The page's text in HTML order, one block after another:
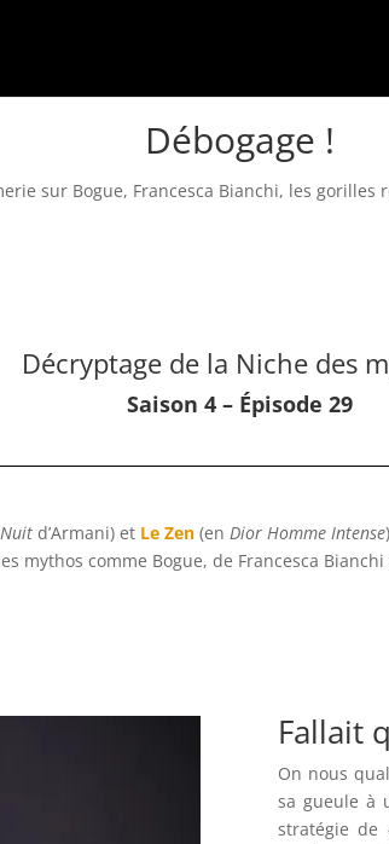
Débogage !
sur Bogue, Francesca Bianchi, les
Décryptage de la Niche des
Saison 4 – Épisode 29
d’Armani) et Le Zen (en Dior Homme Intense)
mythos comme Bogue, de Francesca Bianchi
Fallait
On nous
sa gueule à
stratégie de